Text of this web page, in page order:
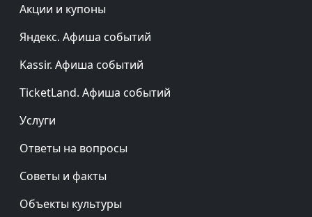
Акции и купоны
Яндекс. Афиша событий
Kassir. Афиша событий
TicketLand. Афиша событий
Услуги
Ответы на вопросы
Советы и факты
Объекты культуры